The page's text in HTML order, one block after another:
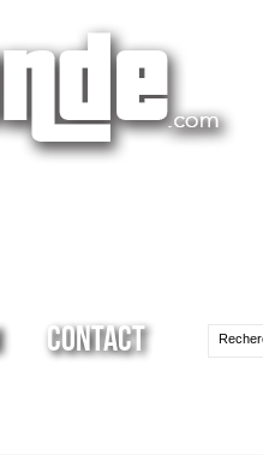
Contact